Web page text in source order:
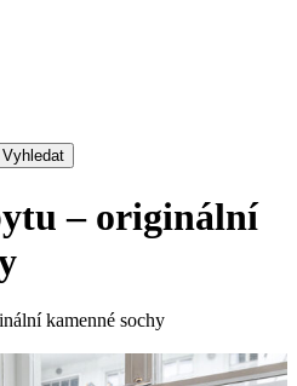
– originální
kamenné sochy